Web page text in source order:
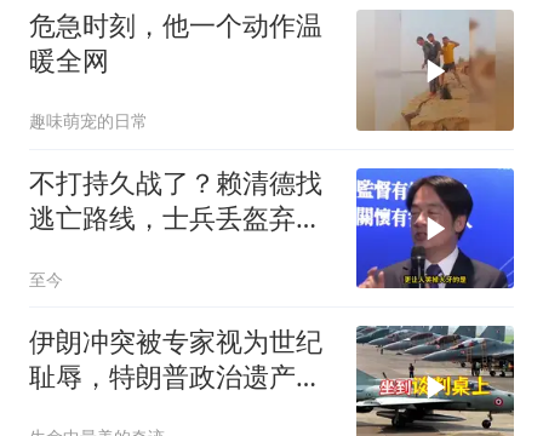
危急时刻，他一个动作温
暖全网
趣味萌宠的日常
不打持久战了？赖清德找
逃亡路线，士兵丢盔弃
至今
伊朗冲突被专家视为世纪
耻辱，特朗普政治遗产遭